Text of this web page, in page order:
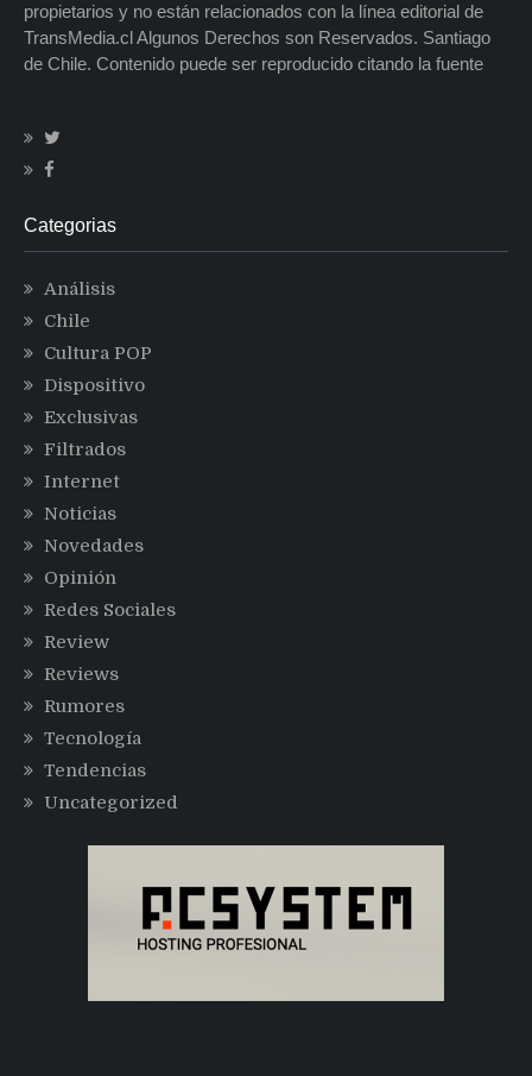
propietarios y no están relacionados con la línea editorial de
TransMedia.cl Algunos Derechos son Reservados. Santiago
de Chile. Contenido puede ser reproducido citando la fuente
Categorias
Análisis
Chile
Cultura POP
Dispositivo
Exclusivas
Filtrados
Internet
Noticias
Novedades
Opinión
Redes Sociales
Review
Reviews
Rumores
Tecnología
Tendencias
Uncategorized